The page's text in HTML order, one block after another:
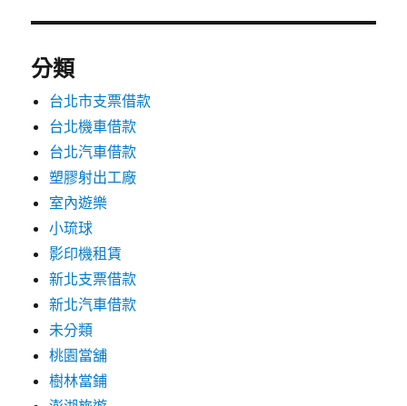
分類
台北市支票借款
台北機車借款
台北汽車借款
塑膠射出工廠
室內遊樂
小琉球
影印機租賃
新北支票借款
新北汽車借款
未分類
桃園當舖
樹林當鋪